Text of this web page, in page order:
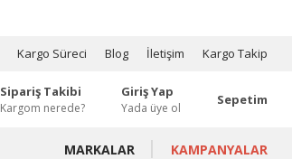
Kargo Süreci Blog İletişim Kargo Takip
Sipariş Takibi
Kargom nerede?
Giriş Yap
Yada üye ol
Sepetim
MARKALAR KAMPANYALAR